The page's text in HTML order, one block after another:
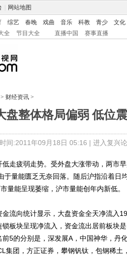
网站地图
综艺 春晚 戏曲 音乐 科教 青少 文化
全 节目大全 直播中国 赛事直播
> 财经资讯 >
盘整体格局偏弱 低位
间:2011年09月18日 05:16 | 进入复兴
疲弱走势。受外盘大涨带动，两市早
于量能匮乏无奈回落。随后沪指沿着日
量能呈现萎缩，沪市量能创年内新低。
向统计显示，大盘资金全天净流入
板块呈现净流入，资金流出居前板块
5的分别是，深发展A，中国神华，丹
集团，方正证券，攀钢钒钛，包钢稀土